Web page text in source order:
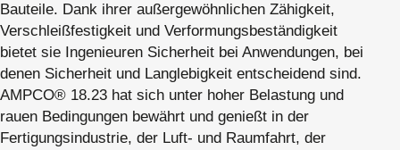
Bauteile. Dank ihrer außergewöhnlichen Zähigkeit,
Verschleißfestigkeit und Verformungsbeständigkeit
bietet sie Ingenieuren Sicherheit bei Anwendungen, bei
denen Sicherheit und Langlebigkeit entscheidend sind.
AMPCO® 18.23 hat sich unter hoher Belastung und
rauen Bedingungen bewährt und genießt in der
Fertigungsindustrie, der Luft- und Raumfahrt, der